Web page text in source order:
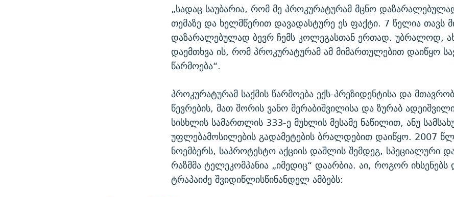
„სადაც საუბარია, რომ მე პროკურატურამ მცნო
თემაზე და ხელმწერით დავადასტურე ეს ფაქტი. 7 წელია თავს
დაზარალებულად ბევრ ჩემს კოლეგასთან ერთად. უბრალოდ,
დაემთხვა ის, რომ პროკურატურამ ამ მიმართულებით დაიწყო
წარმოება“.
პროკურატურამ საქმის წარმოება ექს-პრეზიდენტისა და
წევრების, მათ შორის ვანო მერაბიშვილისა და ზურაბ
სისხლის სამართლის 333-ე მუხლის მესამე ნაწილით, ანუ
უფლებამოსილების გადამეტების ბრალდებით დაიწყო. 2007
ნოემბერს, საპროტესტო აქციის დაშლის შემდეგ, სპეციალური
რაზმმა ტელეკომპანია „იმედიც“ დაარბია. აი, როგორ იხსენებს
ტრაპაიძე შვიდიწლისწინანდელ ამბებს: